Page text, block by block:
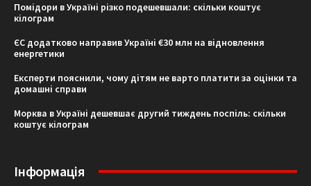
Помідори в Україні різко подешевшали: скільки коштує
кілограм
ЄС додатково направив Україні €30 млн на відновлення
енергетики
Експерти пояснили, чому дітям не варто платити за оцінки та
домашні справи
Морква в Україні дешевшає другий тиждень поспіль: скільки
коштує кілограм
Інформація